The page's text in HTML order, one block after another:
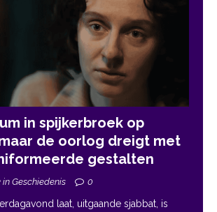
in spijkerbroek op
de oorlog dreigt met
gestalten
Geschiedenis 0
laat, uitgaande sjabbat, is